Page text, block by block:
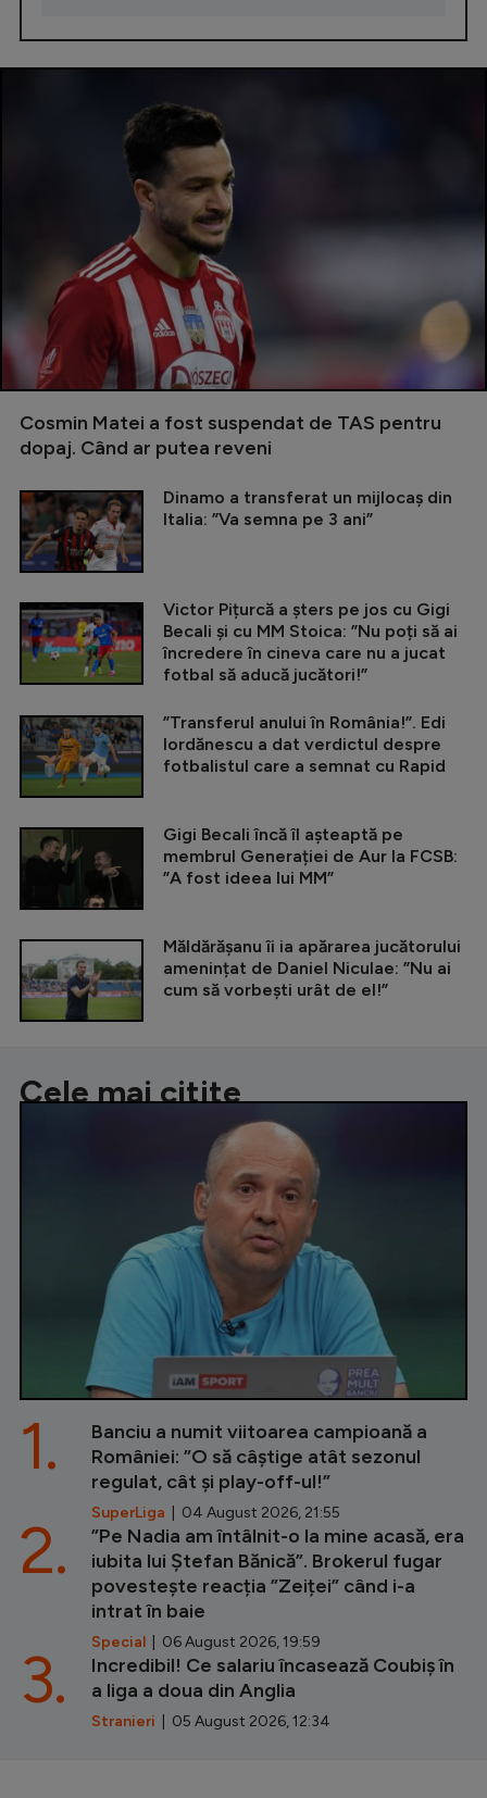
Cosmin Matei a fost suspendat de TAS pentru
dopaj. Când ar putea reveni
Dinamo a transferat un mijlocaș din
Italia: ”Va semna pe 3 ani”
Victor Pițurcă a șters pe jos cu Gigi
Becali și cu MM Stoica: ”Nu poți să ai
încredere în cineva care nu a jucat
fotbal să aducă jucători!”
”Transferul anului în România!”. Edi
Iordănescu a dat verdictul despre
fotbalistul care a semnat cu Rapid
Gigi Becali încă îl așteaptă pe
membrul Generației de Aur la FCSB:
”A fost ideea lui MM”
Măldărășanu îi ia apărarea jucătorului
amenințat de Daniel Niculae: ”Nu ai
cum să vorbești urât de el!”
Cele mai citite
Banciu a numit viitoarea campioană a
României: ”O să câștige atât sezonul
regulat, cât și play-off-ul!”
SuperLiga | 04 August 2026, 21:55
1.
”Pe Nadia am întâlnit-o la mine acasă, era
iubita lui Ștefan Bănică”. Brokerul fugar
povestește reacția ”Zeiței” când i-a
intrat în baie
Special | 06 August 2026, 19:59
2.
Incredibil! Ce salariu încasează Coubiș în
a liga a doua din Anglia
Stranieri | 05 August 2026, 12:34
3.